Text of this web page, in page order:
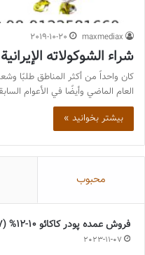
maxmediax
2019-10-20
شراء الشوكولاته
كان واحداً من أكثر المناطق طلبًا
العام الماضي وأيضًا في الأعوام
بیشتر بخوانید »
محبوب
فروش عمده پودر کاکائو 10-12% (PH7)
2023-11-07